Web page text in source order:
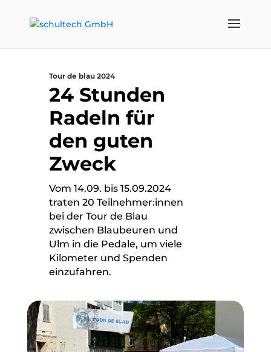
Tour de blau 2024
24 Stunden
Radeln für
den guten
Zweck
Vom 14.09. bis 15.09.2024
traten 20 Teilnehmer:innen
bei der Tour de Blau
zwischen Blaubeuren und
Ulm in die Pedale, um viele
Kilometer und Spenden
einzufahren.